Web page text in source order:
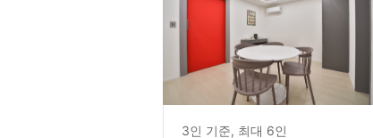
3인 기준, 최대 6인